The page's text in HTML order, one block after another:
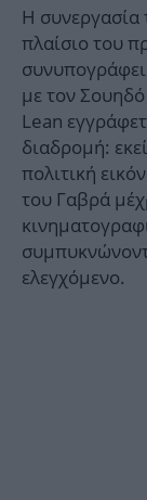
Η συνεργασία
πλαίσιο του
με τον
Lean
διαδρομή:
πολιτική
του Γαβρά
ελεγχόμενο.